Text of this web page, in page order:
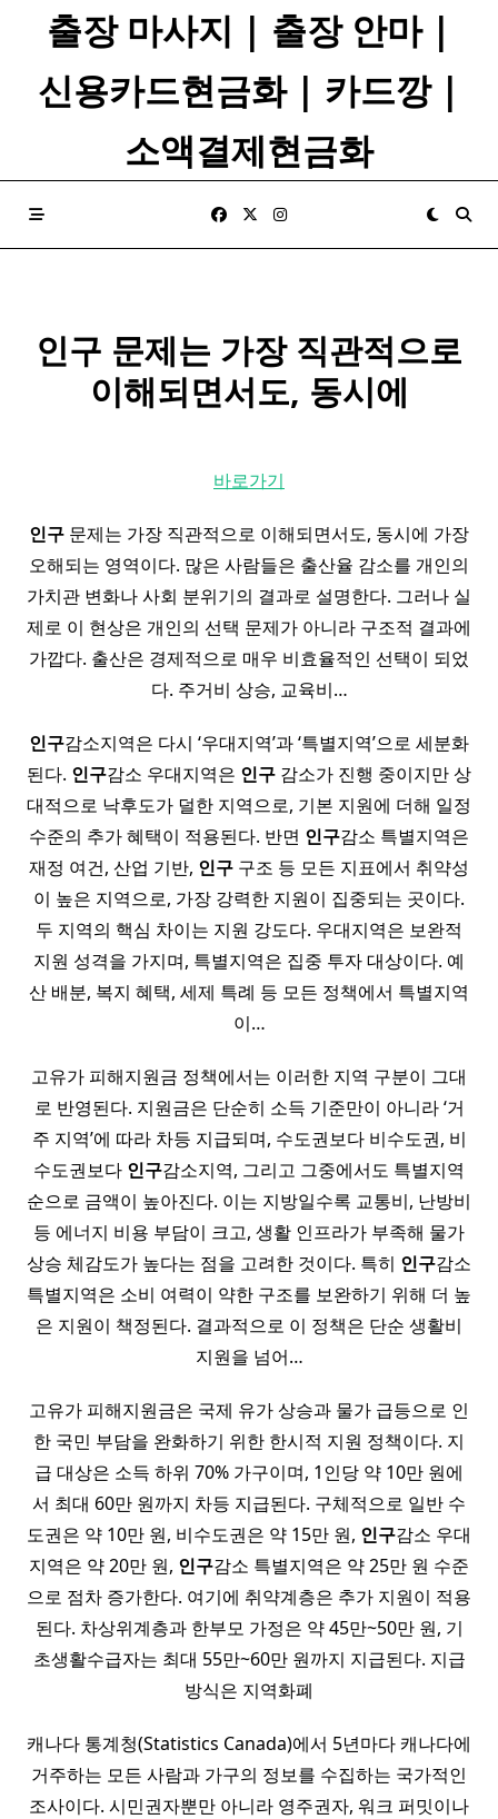
출장 마사지 | 출장 안마 |
신용카드현금화 | 카드깡 |
소액결제현금화
인구 문제는 가장 직관적으로
이해되면서도, 동시에
바로가기
인구 문제는 가장 직관적으로 이해되면서도, 동시에 가장
오해되는 영역이다. 많은 사람들은 출산율 감소를 개인의
가치관 변화나 사회 분위기의 결과로 설명한다. 그러나 실
제로 이 현상은 개인의 선택 문제가 아니라 구조적 결과에
가깝다. 출산은 경제적으로 매우 비효율적인 선택이 되었
다. 주거비 상승, 교육비…
인구감소지역은 다시 ‘우대지역’과 ‘특별지역’으로 세분화
된다. 인구감소 우대지역은 인구 감소가 진행 중이지만 상
대적으로 낙후도가 덜한 지역으로, 기본 지원에 더해 일정
수준의 추가 혜택이 적용된다. 반면 인구감소 특별지역은
재정 여건, 산업 기반, 인구 구조 등 모든 지표에서 취약성
이 높은 지역으로, 가장 강력한 지원이 집중되는 곳이다.
두 지역의 핵심 차이는 지원 강도다. 우대지역은 보완적
지원 성격을 가지며, 특별지역은 집중 투자 대상이다. 예
산 배분, 복지 혜택, 세제 특례 등 모든 정책에서 특별지역
이…
고유가 피해지원금 정책에서는 이러한 지역 구분이 그대
로 반영된다. 지원금은 단순히 소득 기준만이 아니라 ‘거
주 지역’에 따라 차등 지급되며, 수도권보다 비수도권, 비
수도권보다 인구감소지역, 그리고 그중에서도 특별지역
순으로 금액이 높아진다. 이는 지방일수록 교통비, 난방비
등 에너지 비용 부담이 크고, 생활 인프라가 부족해 물가
상승 체감도가 높다는 점을 고려한 것이다. 특히 인구감소
특별지역은 소비 여력이 약한 구조를 보완하기 위해 더 높
은 지원이 책정된다. 결과적으로 이 정책은 단순 생활비
지원을 넘어…
고유가 피해지원금은 국제 유가 상승과 물가 급등으로 인
한 국민 부담을 완화하기 위한 한시적 지원 정책이다. 지
급 대상은 소득 하위 70% 가구이며, 1인당 약 10만 원에
서 최대 60만 원까지 차등 지급된다. 구체적으로 일반 수
도권은 약 10만 원, 비수도권은 약 15만 원, 인구감소 우대
지역은 약 20만 원, 인구감소 특별지역은 약 25만 원 수준
으로 점차 증가한다. 여기에 취약계층은 추가 지원이 적용
된다. 차상위계층과 한부모 가정은 약 45만~50만 원, 기
초생활수급자는 최대 55만~60만 원까지 지급된다. 지급
방식은 지역화폐
캐나다 통계청(Statistics Canada)에서 5년마다 캐나다에
거주하는 모든 사람과 가구의 정보를 수집하는 국가적인
조사이다. 시민권자뿐만 아니라 영주권자, 워크 퍼밋이나